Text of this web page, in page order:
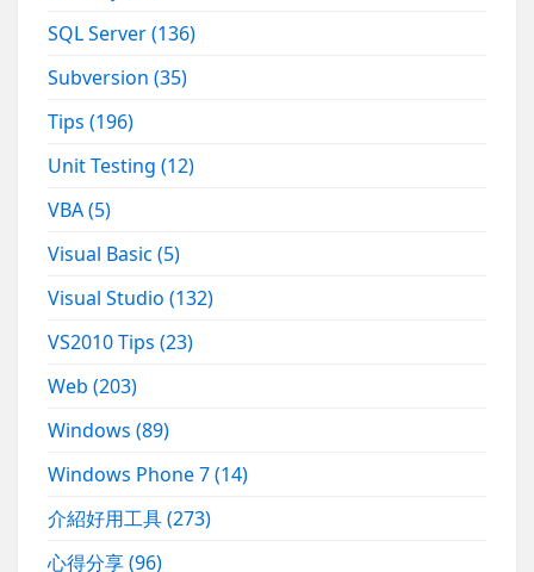
SQL Server(136)
Subversion(35)
Tips(196)
Unit Testing(12)
VBA(5)
Visual Basic(5)
Visual Studio(132)
VS2010 Tips(23)
Web(203)
Windows(89)
Windows Phone 7(14)
介紹好用工具(273)
心得分享(96)